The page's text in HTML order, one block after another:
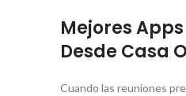
Mejores
Desde Casa
Cuando las reuniones